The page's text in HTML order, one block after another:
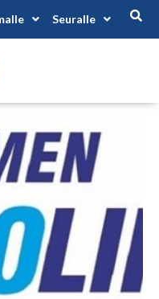
Seuralle